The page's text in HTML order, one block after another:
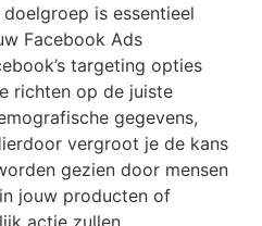
is essentieel
Facebook Ads
targeting opties
richten op de juiste
gegevens,
vergroot je de kans
gezien door mensen
jouw producten of
actie zullen